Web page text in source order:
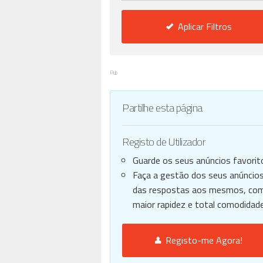
Aplicar Filtros
Pub
Partilhe esta página
Registo de Utilizador
Guarde os seus anúncios
Faça a gestão dos seus
das respostas aos mesmos,
maior rapidez e total
Registo-me Agora!